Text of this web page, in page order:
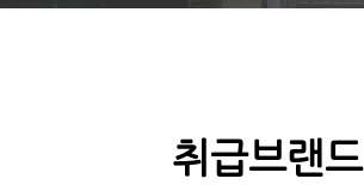
취급브랜드